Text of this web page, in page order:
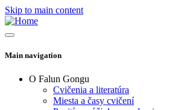
Skip to main content
Main navigation
O Falun Gongu
Cvičenia a literatúra
Miesta a časy cvičení